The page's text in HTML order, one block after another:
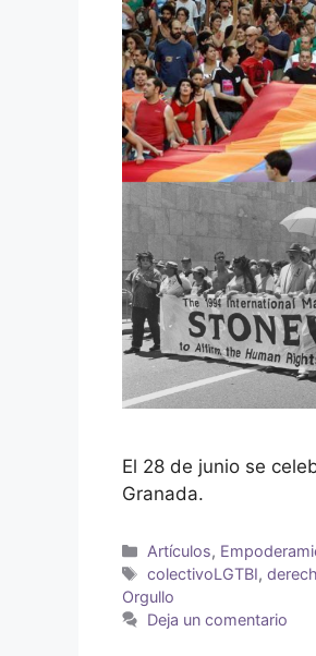
El 28 de junio se
Granada.
Artículos,
colectivoLGTBI,
Orgullo
Deja un comentario